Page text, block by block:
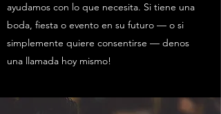
ayudamos con lo que necesita. Si tiene una
boda, fiesta o evento en su futuro — o si
simplemente quiere consentirse — denos
una llamada hoy mismo!